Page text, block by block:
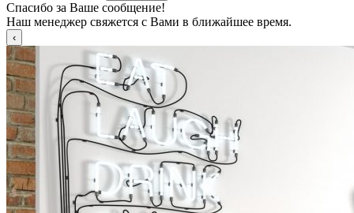
Спасибо за Ваше сообщение!
Наш менеджер свяжется с Вами в ближайшее время.